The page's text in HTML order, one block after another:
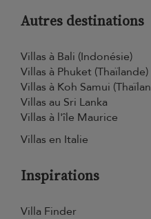
Autres destinations
Villas à Bali (Indonésie)
Villas à Phuket (Thaïlande)
Villas à Koh Samui
Villas au Sri Lanka
Villas à l'île Maurice
Villas en Italie
Inspirations
Villa Finder